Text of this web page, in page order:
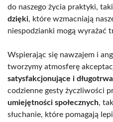
do naszego życia praktyki,
dzięki, które wzmacniają
niespodzianki mogą wyrażać
Wspierając się nawzajem i
tworzymy atmosferę
satysfakcjonujące i
codzienne gesty życzliwości
umiejętności społecznych,
słuchanie, które pomagają